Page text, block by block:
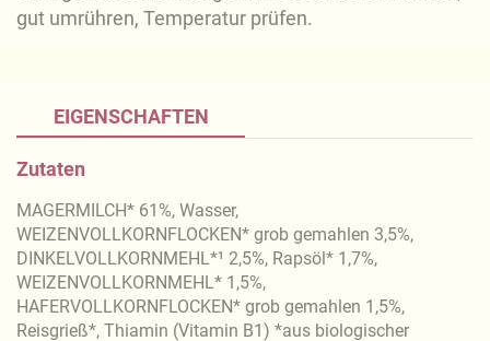
gut umrühren, Temperatur prüfen.
EIGENSCHAFTEN
Zutaten
MAGERMILCH* 61%, Wasser,
WEIZENVOLLKORNFLOCKEN* grob gemahlen 3,5%,
DINKELVOLLKORNMEHL*¹ 2,5%, Rapsöl* 1,7%,
WEIZENVOLLKORNMEHL* 1,5%,
HAFERVOLLKORNFLOCKEN* grob gemahlen 1,5%,
Reisgrieß*, Thiamin (Vitamin B1) *aus biologischer